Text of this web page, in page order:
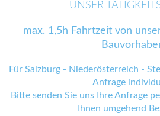
UNSER
max. 1,5h Fahrtzeit von
Für Salzburg - Niederösterreich -
Anfrage
Bitte senden Sie uns Ihre Anfrage
Ihnen umgehend